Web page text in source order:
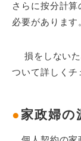
さらに按分計
必要があります
損をしないた
ついて詳しくチ
● 家政婦の